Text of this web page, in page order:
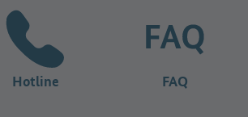
Hotline FAQ